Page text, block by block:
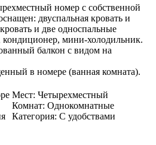
номер с собственной
двуспальная кровать и
и две односпальные
кондиционер, мини-холодильник.
балкон с видом на
в номере (ванная комната).
Мест: Четырехместный
Комнат: Однокомнатные
Категория: С удобствами